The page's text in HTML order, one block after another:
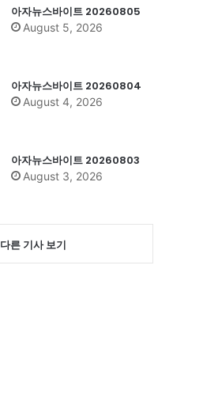
아자뉴스바이트 20260805
August 5, 2026
아자뉴스바이트 20260804
August 4, 2026
아자뉴스바이트 20260803
August 3, 2026
다른 기사 보기